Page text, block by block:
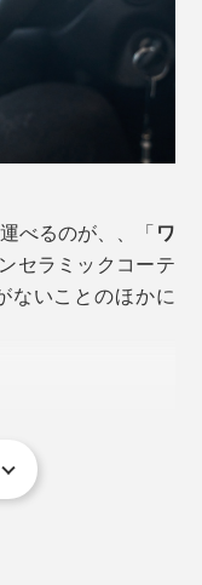
使ううちに細かな
の内側を確認する
。
ィックは、表面に
べるのが、、「ワ
セラミックコーテ
ないことのほかに
外したフタをもう